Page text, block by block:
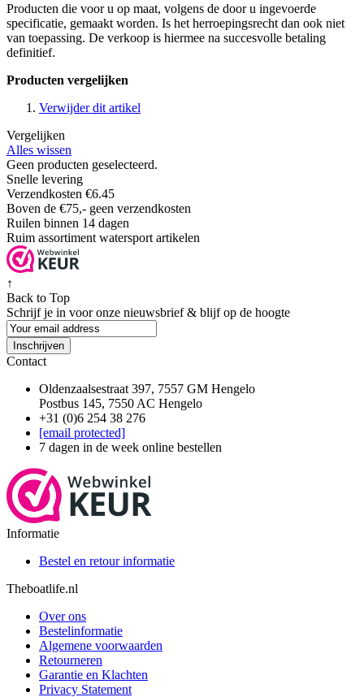
Producten die voor u op maat, volgens de door u ingevoerde
specificatie, gemaakt worden. Is het herroepingsrecht dan ook niet
van toepassing. De verkoop is hiermee na succesvolle betaling
definitief.
Producten vergelijken
Verwijder dit artikel
Vergelijken
Alles wissen
Geen producten geselecteerd.
Snelle levering
Verzendkosten €6.45
Boven de €75,- geen verzendkosten
Ruilen binnen 14 dagen
Ruim assortiment watersport artikelen
↑
Back to Top
Schrijf je in voor onze nieuwsbrief & blijf op de hoogte
Inschrijven
Contact
Oldenzaalsestraat 397, 7557 GM Hengelo
Postbus 145, 7550 AC Hengelo
+31 (0)6 254 38 276
[email protected]
7 dagen in de week online bestellen
Informatie
Bestel en retour informatie
Theboatlife.nl
Over ons
Bestelinformatie
Algemene voorwaarden
Retourneren
Garantie en Klachten
Privacy Statement